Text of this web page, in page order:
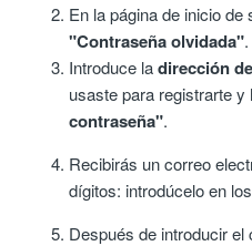
En la página de inicio
"Contraseña olvidada".
Introduce ladirección
usaste para registrarte
contraseña".
Recibirás un correo
dígitos: introdúcelo en
Después de introducir